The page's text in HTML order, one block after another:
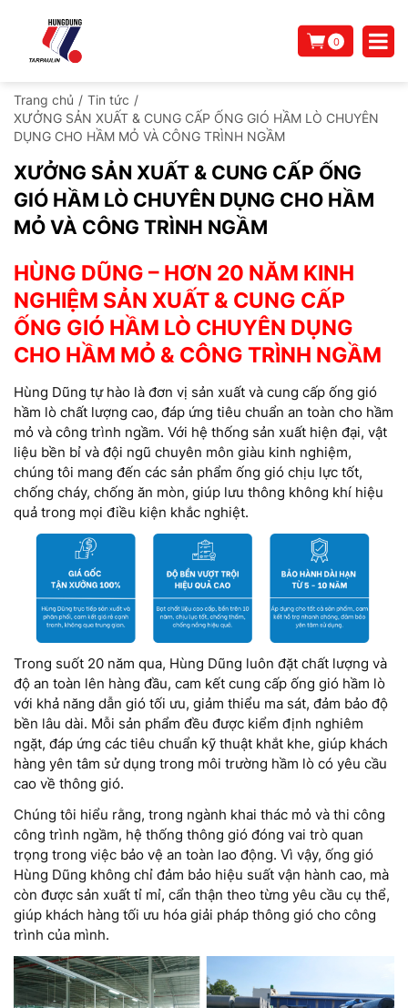
0
Trang chủ / Tin tức /
XƯỞNG SẢN XUẤT & CUNG CẤP ỐNG GIÓ HẦM LÒ CHUYÊN
DỤNG CHO HẦM MỎ VÀ CÔNG TRÌNH NGẦM
XƯỞNG SẢN XUẤT & CUNG CẤP ỐNG
GIÓ HẦM LÒ CHUYÊN DỤNG CHO HẦM
MỎ VÀ CÔNG TRÌNH NGẦM
HÙNG DŨNG – HƠN 20 NĂM KINH
NGHIỆM SẢN XUẤT & CUNG CẤP
ỐNG GIÓ HẦM LÒ CHUYÊN DỤNG
CHO HẦM MỎ & CÔNG TRÌNH NGẦM
Hùng Dũng tự hào là đơn vị sản xuất và cung cấp ống gió
hầm lò chất lượng cao, đáp ứng tiêu chuẩn an toàn cho hầm
mỏ và công trình ngầm. Với hệ thống sản xuất hiện đại, vật
liệu bền bỉ và đội ngũ chuyên môn giàu kinh nghiệm,
chúng tôi mang đến các sản phẩm ống gió chịu lực tốt,
chống cháy, chống ăn mòn, giúp lưu thông không khí hiệu
quả trong mọi điều kiện khắc nghiệt.
Trong suốt 20 năm qua, Hùng Dũng luôn đặt chất lượng và
độ an toàn lên hàng đầu, cam kết cung cấp ống gió hầm lò
với khả năng dẫn gió tối ưu, giảm thiểu ma sát, đảm bảo độ
bền lâu dài. Mỗi sản phẩm đều được kiểm định nghiêm
ngặt, đáp ứng các tiêu chuẩn kỹ thuật khắt khe, giúp khách
hàng yên tâm sử dụng trong môi trường hầm lò có yêu cầu
cao về thông gió.
Chúng tôi hiểu rằng, trong ngành khai thác mỏ và thi công
công trình ngầm, hệ thống thông gió đóng vai trò quan
trọng trong việc bảo vệ an toàn lao động. Vì vậy, ống gió
Hùng Dũng không chỉ đảm bảo hiệu suất vận hành cao, mà
còn được sản xuất tỉ mỉ, cẩn thận theo từng yêu cầu cụ thể,
giúp khách hàng tối ưu hóa giải pháp thông gió cho công
trình của mình.